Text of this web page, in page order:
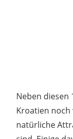
Neben diesen
Kroatien
natürliche